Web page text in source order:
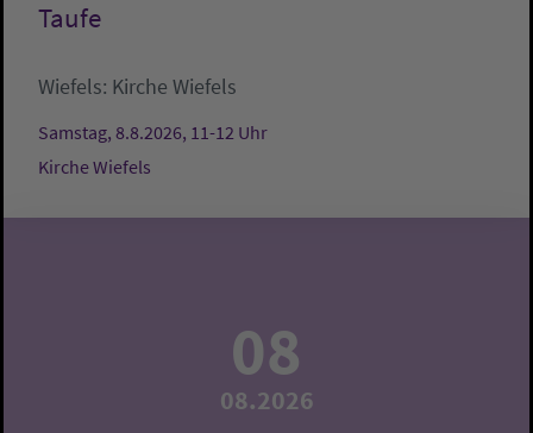
Taufe
Wiefels: Kirche Wiefels
Samstag, 8.8.2026, 11-12 Uhr
Kirche Wiefels
08
08.2026